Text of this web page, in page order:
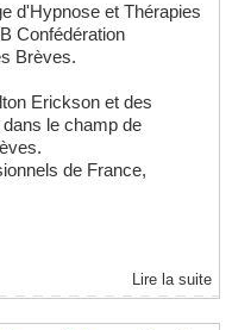
d'Hypnose et Thérapies
Confédération
Brèves.
Erickson et des
le champ de
de France,
Lire la suite